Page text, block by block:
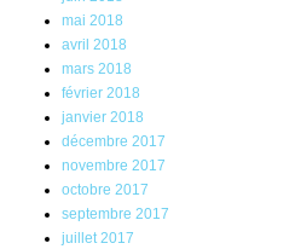
mai 2018
avril 2018
mars 2018
février 2018
janvier 2018
décembre 2017
novembre 2017
octobre 2017
septembre 2017
juillet 2017